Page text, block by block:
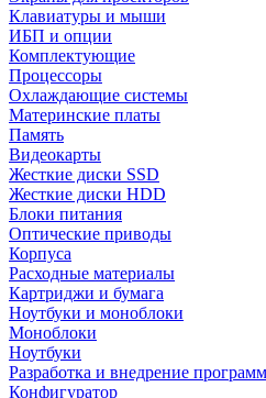
Клавиатуры и мыши
ИБП и опции
Комплектующие
Процессоры
Охлаждающие системы
Материнские платы
Память
Видеокарты
Жесткие диски SSD
Жесткие диски HDD
Блоки питания
Оптические приводы
Корпуса
Расходные материалы
Картриджи и бумага
Ноутбуки и моноблоки
Моноблоки
Ноутбуки
Разработка и внедрение
Конфигуратор